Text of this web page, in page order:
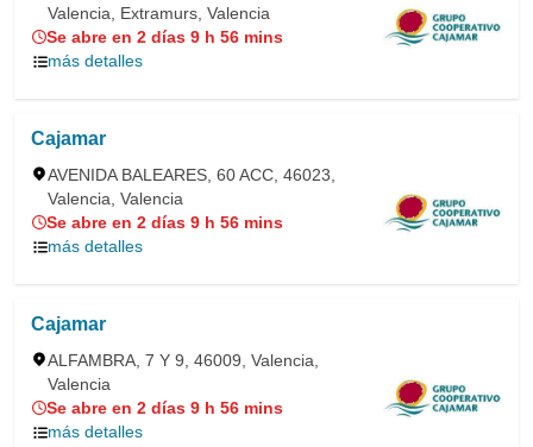
Valencia, Extramurs, Valencia
Se abre en 2 días 9 h 56 mins
más detalles
Cajamar
AVENIDA BALEARES, 60 ACC, 46023,
Valencia, Valencia
Se abre en 2 días 9 h 56 mins
más detalles
Cajamar
ALFAMBRA, 7 Y 9, 46009, Valencia,
Valencia
Se abre en 2 días 9 h 56 mins
más detalles